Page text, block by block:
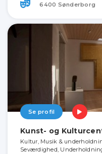
6400 Sønderborg
Se profil
Kunst- og
Kultur, Musik &
Seværdighed,